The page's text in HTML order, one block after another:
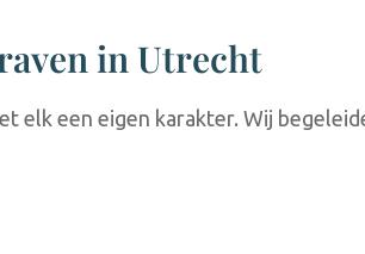
in Utrecht
elk een eigen karakter. Wij